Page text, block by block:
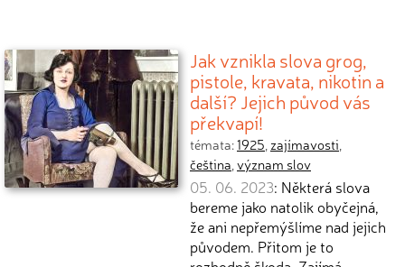
Jak vznikla slova grog,
pistole, kravata, nikotin a
další? Jejich původ vás
překvapí!
témata:1925, zajímavosti,
čeština,význam slov
05. 06. 2023: Některá slova
bereme jako natolik obyčejná,
že ani nepřemýšlíme nad jejich
původem. Přitom je to